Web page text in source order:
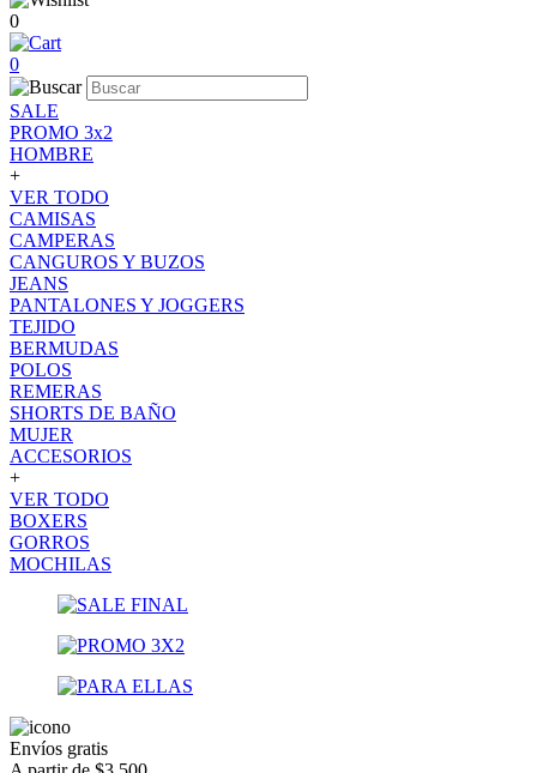
0
0
SALE
PROMO 3x2
HOMBRE
+
VER TODO
CAMISAS
CAMPERAS
CANGUROS Y BUZOS
JEANS
PANTALONES Y JOGGERS
TEJIDO
BERMUDAS
POLOS
REMERAS
SHORTS DE BAÑO
MUJER
ACCESORIOS
+
VER TODO
BOXERS
GORROS
MOCHILAS
Envíos gratis